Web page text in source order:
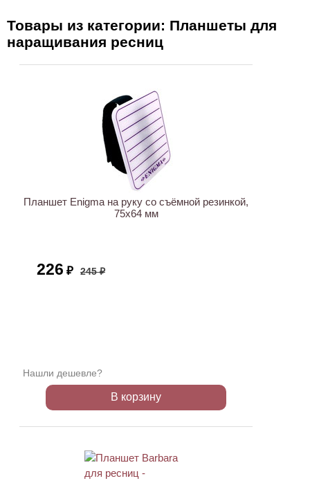
Товары из категории: Планшеты для
наращивания ресниц
Планшет Enigma на руку со съёмной резинкой,
75х64 мм
226 ₽ 245 ₽
Нашли дешевле?
В корзину